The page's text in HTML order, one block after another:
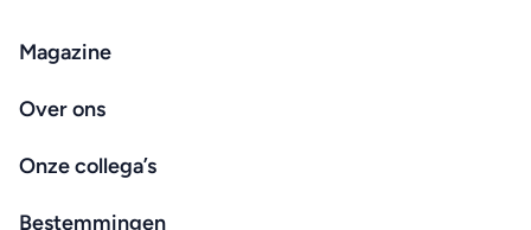
Magazine
Over ons
Onze collega’s
Bestemmingen